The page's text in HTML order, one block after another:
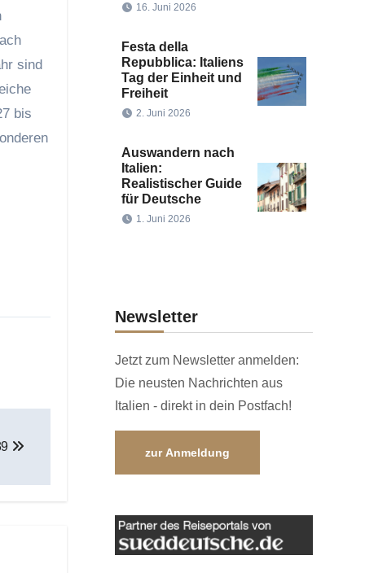
sind
bis
16. Juni 2026
Festa della
Repubblica: Italiens
Tag der Einheit und
Freiheit
2. Juni 2026
Auswandern nach
Italien:
Realistischer Guide
für Deutsche
1. Juni 2026
Newsletter
Jetzt zum Newsletter anmelden:
Die neusten Nachrichten aus
Italien - direkt in dein Postfach!
zur Anmeldung